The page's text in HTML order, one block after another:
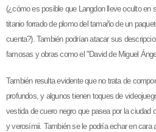
(¿cómo es posible que Langdon lleve oculto en
titanio forrado de plomo del tamaño de un
cuenta?). También podrían atacar sus
famosas y obras como el "David de Miguel
También resulta evidente que no trata de
profundos, y algunos tienen toques de
vestida de cuero negro que pasea por la ciudad
y verosímii. También se le podría echar en cara